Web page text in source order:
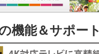
機能＆サポート